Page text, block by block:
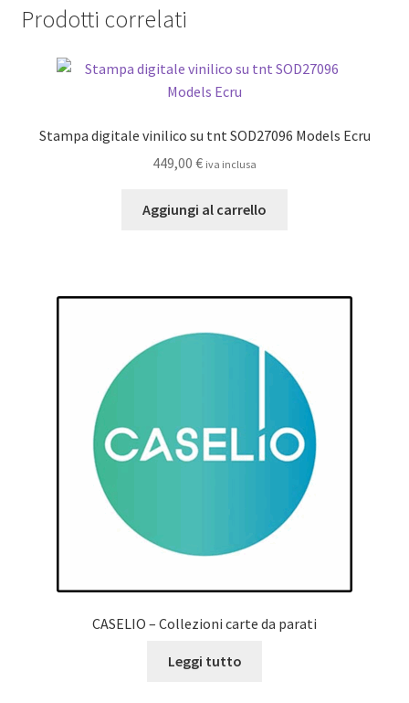
Prodotti correlati
Stampa digitale vinilico su tnt SOD27096 Models Ecru
449,00 € iva inclusa
Aggiungi al carrello
CASELIO – Collezioni carte da parati
Leggi tutto